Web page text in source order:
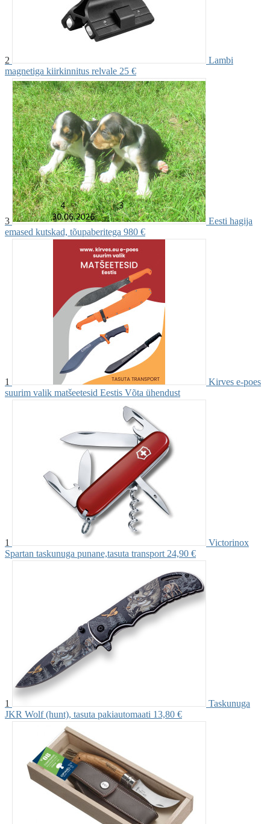
2
Lambi
magnetiga kiirkinnitus relvale 25 €
3
Eesti hagija
emased kutskad, tõupaberitega 980 €
1
Kirves e-poes
suurim valik matšeetesid Eestis Võta ühendust
1
Victorinox
Spartan taskunuga punane,tasuta transport 24,90 €
1
Taskunuga
JKR Wolf (hunt), tasuta pakiautomaati 13,80 €